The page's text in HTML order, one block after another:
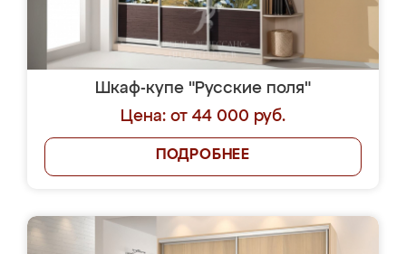
Шкаф-купе "Русские поля"
Цена: от 44 000 руб.
ПОДРОБНЕЕ